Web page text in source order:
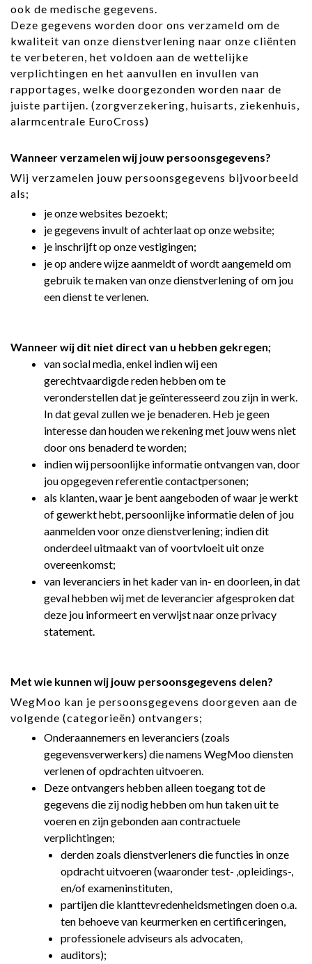
ook de medische gegevens.
Deze gegevens worden door ons verzameld om de
kwaliteit van onze dienstverlening naar onze cliënten
te verbeteren, het voldoen aan de wettelijke
verplichtingen en het aanvullen en invullen van
rapportages, welke doorgezonden worden naar de
juiste partijen. (zorgverzekering, huisarts, ziekenhuis,
alarmcentrale EuroCross)
Wanneer verzamelen wij jouw persoonsgegevens?
Wij verzamelen jouw persoonsgegevens bijvoorbeeld
als;
je onze websites bezoekt;
je gegevens invult of achterlaat op onze website;
je inschrijft op onze vestigingen;
je op andere wijze aanmeldt of wordt aangemeld om
gebruik te maken van onze dienstverlening of om jou
een dienst te verlenen.
Wanneer wij dit niet direct van u hebben gekregen;
van social media, enkel indien wij een
gerechtvaardigde reden hebben om te
veronderstellen dat je geïnteresseerd zou zijn in werk.
In dat geval zullen we je benaderen. Heb je geen
interesse dan houden we rekening met jouw wens niet
door ons benaderd te worden;
indien wij persoonlijke informatie ontvangen van, door
jou opgegeven referentie contactpersonen;
als klanten, waar je bent aangeboden of waar je werkt
of gewerkt hebt, persoonlijke informatie delen of jou
aanmelden voor onze dienstverlening; indien dit
onderdeel uitmaakt van of voortvloeit uit onze
overeenkomst;
van leveranciers in het kader van in- en doorleen, in dat
geval hebben wij met de leverancier afgesproken dat
deze jou informeert en verwijst naar onze privacy
statement.
Met wie kunnen wij jouw persoonsgegevens delen?
WegMoo kan je persoonsgegevens doorgeven aan de
volgende (categorieën) ontvangers;
Onderaannemers en leveranciers (zoals
gegevensverwerkers) die namens WegMoo diensten
verlenen of opdrachten uitvoeren.
Deze ontvangers hebben alleen toegang tot de
gegevens die zij nodig hebben om hun taken uit te
voeren en zijn gebonden aan contractuele
verplichtingen;
derden zoals dienstverleners die functies in onze
opdracht uitvoeren (waaronder test- ,opleidings-,
en/of exameninstituten,
partijen die klanttevredenheidsmetingen doen o.a.
ten behoeve van keurmerken en certificeringen,
professionele adviseurs als advocaten,
auditors);